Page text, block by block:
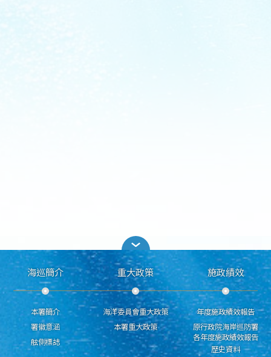
海巡簡介
本署簡介
署徽意涵
舷側標誌
重大政策
海洋委員會重大政策
本署重大政策
施政績效
年度施政績效報告
原行政院海岸巡防署
各年度施政績效報告
歷史資料